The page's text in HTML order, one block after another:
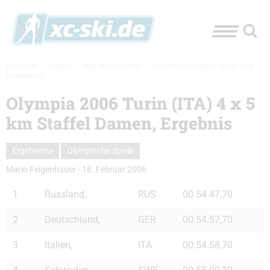
Olympia 2006 Turin (ITA) 4 x 5
km Staffel Damen, Ergebnis
Ergebnisse
Olympische Spiele
Mario Felgenhauer - 18. Februar 2006
1 Russland, RUS 00.54.47,70
2 Deutschland, GER 00.54.57,70
3 Italien, ITA 00.54.58,70